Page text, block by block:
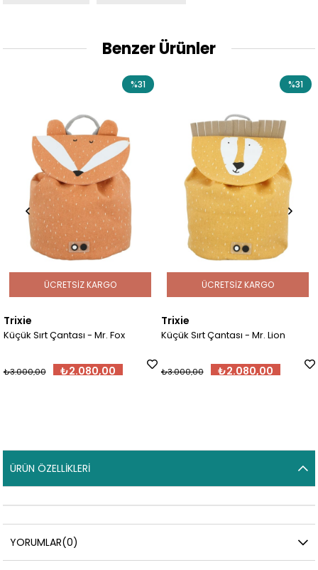
Benzer Ürünler
Trixie
Küçük Sırt Çantası - Mr. Fox
₺2.080,00
₺3.000,00
%31
ÜCRETSIZ KARGO
Trixie
Küçük Sırt Çantası - Mr. Lion
₺2.080,00
₺3.000,00
%31
ÜCRETSIZ KARGO
ÜRÜN ÖZELLIKLERI
YORUMLAR(0)